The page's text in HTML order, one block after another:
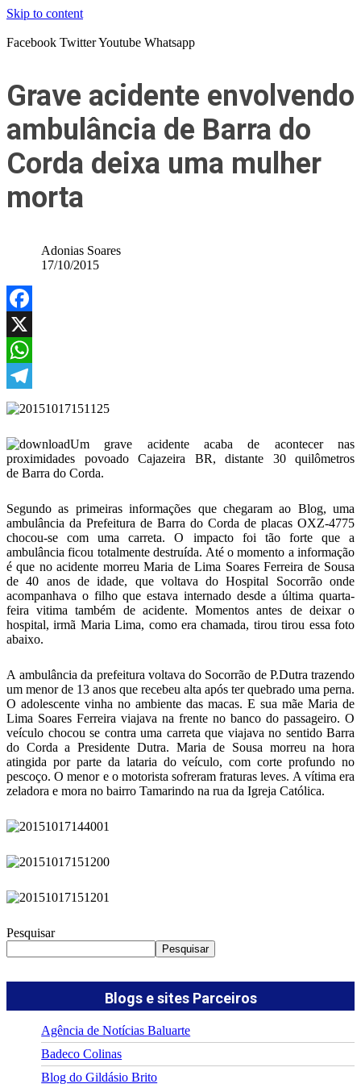
Skip to content
Facebook TwitterYoutube Whatsapp
Grave acidente envolvendo
ambulância de Barra do
Corda deixa uma mulher
morta
Adonias Soares
17/10/2015
Facebook
X
WhatsApp
Telegram
Um grave acidente acaba de acontecer nas
proximidades povoado Cajazeira BR, distante 30 quilômetros
de Barra do Corda.
Segundo as primeiras informações que chegaram ao Blog, uma
ambulância da Prefeitura de Barra do Corda de placas OXZ-4775
chocou-se com uma carreta. O impacto foi tão forte que a
ambulância ficou totalmente destruída. Até o momento a informação
é que no acidente morreu Maria de Lima Soares Ferreira de Sousa
de 40 anos de idade, que voltava do Hospital Socorrão onde
acompanhava o filho que estava internado desde a última quarta-
feira vitima também de acidente. Momentos antes de deixar o
hospital, irmã Maria Lima, como era chamada, tirou tirou essa foto
abaixo.
A ambulância da prefeitura voltava do Socorrão de P.Dutra trazendo
um menor de 13 anos que recebeu alta após ter quebrado uma perna.
O adolescente vinha no ambiente das macas. E sua mãe Maria de
Lima Soares Ferreira viajava na frente no banco do passageiro. O
veículo chocou se contra uma carreta que viajava no sentido Barra
do Corda a Presidente Dutra. Maria de Sousa morreu na hora
atingida por parte da lataria do veículo, com corte profundo no
pescoço. O menor e o motorista sofreram fraturas leves. A vítima era
zeladora e mora no bairro Tamarindo na rua da Igreja Católica.
Pesquisar
Pesquisar
Blogs e sites Parceiros
Agência de Notícias Baluarte
Badeco Colinas
Blog do Gildásio Brito